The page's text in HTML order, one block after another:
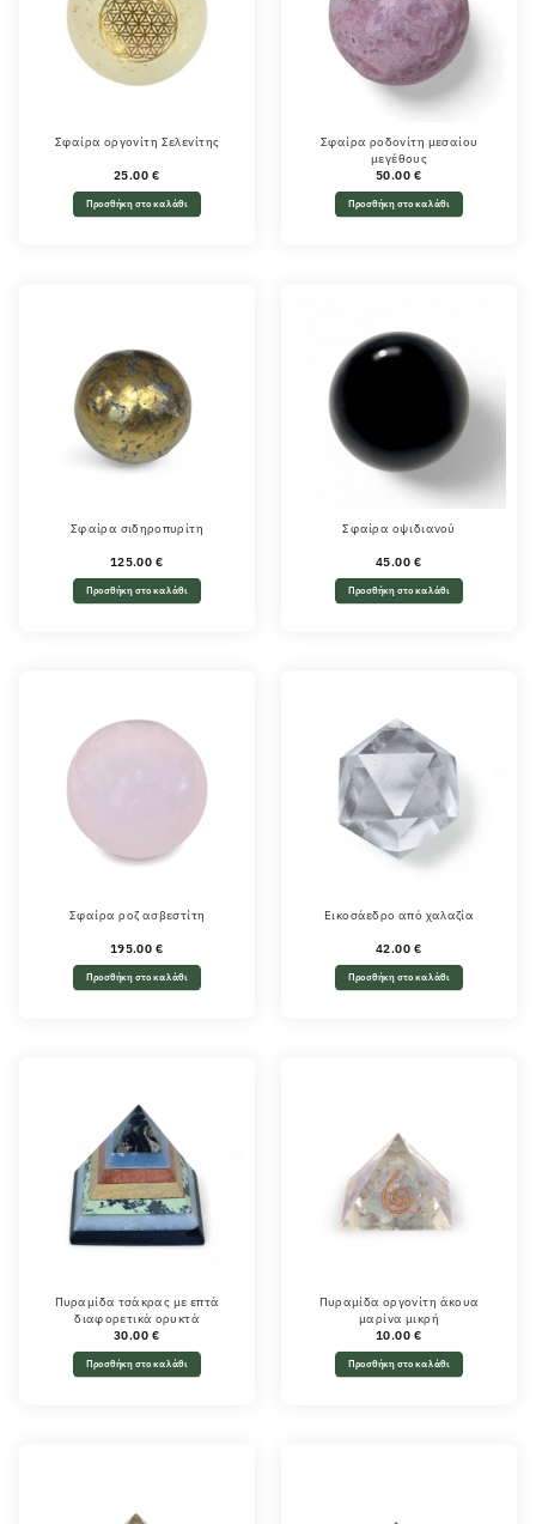
Σφαίρα οργονίτη Σελενίτης
25.00 €
Προσθήκη στο καλάθι
Σφαίρα ροδονίτη μεσαίου
μεγέθους
50.00 €
Προσθήκη στο καλάθι
Σφαίρα σιδηροπυρίτη
125.00 €
Προσθήκη στο καλάθι
Σφαίρα οψιδιανού
45.00 €
Προσθήκη στο καλάθι
Σφαίρα ροζ ασβεστίτη
195.00 €
Προσθήκη στο καλάθι
Εικοσάεδρο από χαλαζία
42.00 €
Προσθήκη στο καλάθι
Πυραμίδα τσάκρας με επτά
διαφορετικά ορυκτά
30.00 €
Προσθήκη στο καλάθι
Πυραμίδα οργονίτη άκουα
μαρίνα μικρή
10.00 €
Προσθήκη στο καλάθι